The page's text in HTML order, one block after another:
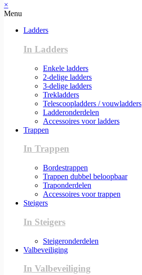
×
Menu
Ladders
In Ladders
Enkele ladders
2-delige ladders
3-delige ladders
Trekladders
Telescoopladders / vouwladders
Ladderonderdelen
Accessoires voor ladders
Trappen
In Trappen
Bordestrappen
Trappen dubbel beloopbaar
Traponderdelen
Accessoires voor trappen
Steigers
In Steigers
Steigeronderdelen
Valbeveiliging
In Valbeveiliging